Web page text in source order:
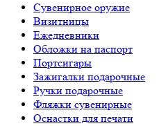
Сувенирное оружие
Визитницы
Ежедневники
Обложки на паспорт
Портсигары
Зажигалки подарочные
Ручки подарочные
Фляжки сувенирные
Оснастки для печати